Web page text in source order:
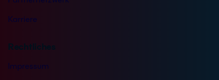
Karriere
Rechtliches
Impressum